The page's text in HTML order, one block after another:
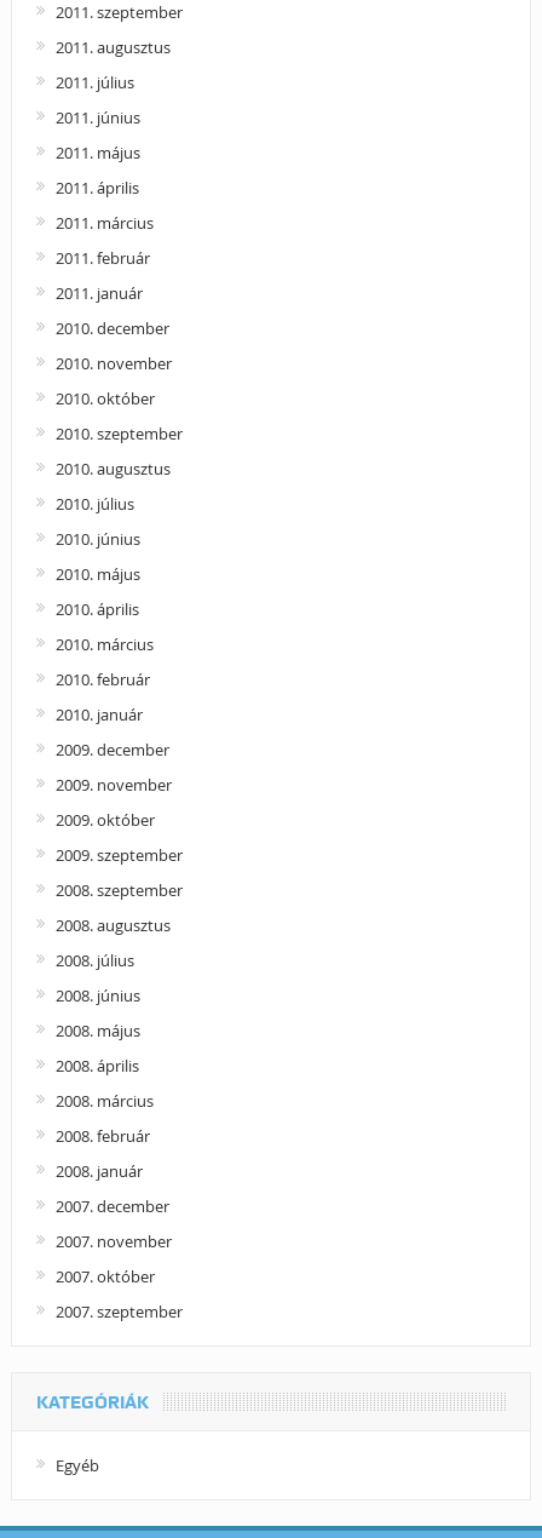
2011. szeptember
2011. augusztus
2011. július
2011. június
2011. május
2011. április
2011. március
2011. február
2011. január
2010. december
2010. november
2010. október
2010. szeptember
2010. augusztus
2010. július
2010. június
2010. május
2010. április
2010. március
2010. február
2010. január
2009. december
2009. november
2009. október
2009. szeptember
2008. szeptember
2008. augusztus
2008. július
2008. június
2008. május
2008. április
2008. március
2008. február
2008. január
2007. december
2007. november
2007. október
2007. szeptember
KATEGÓRIÁK
Egyéb